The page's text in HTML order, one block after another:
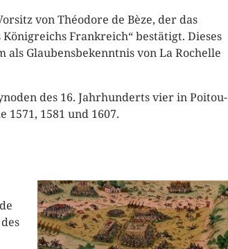
von Théodore de Bèze, der das
Frankreich“ bestätigt. Dieses
Glaubensbekenntnis von La Rochelle
des 16. Jahrhunderts vier in Poitou-
1571, 1581 und 1607.